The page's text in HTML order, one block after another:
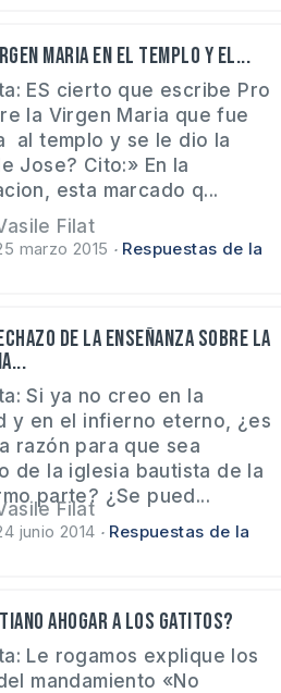
Maria en el Templo y el...
ES cierto que escribe Pro
la Virgen Maria que fue
al templo y se le dio la
Jose? Cito:» En la
esta marcado q...
Filat
marzo 2015 Respuestas de la
de la enseñanza sobre la
Si ya no creo en la
y en el infierno eterno, ¿es
razón para que sea
de la iglesia bautista de la
parte? ¿Se pued...
Filat
junio 2014 Respuestas de la
ahogar a los gatitos?
Le rogamos explique los
mandamiento «No